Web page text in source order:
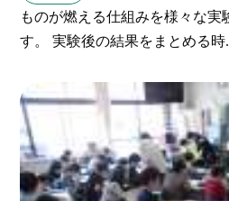
ものが燃える仕組みを様々な実
す。 実験後の結果をまとめる時